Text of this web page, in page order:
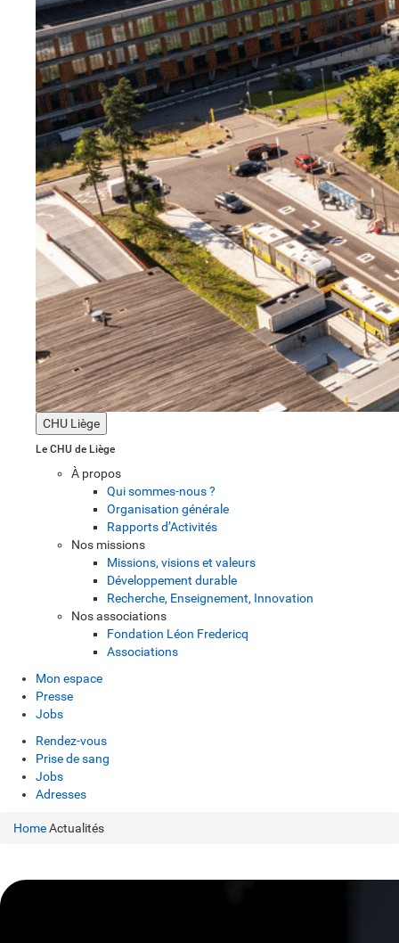
CHU Liège
Le CHU de Liège
À propos
Qui sommes-nous ?
Organisation générale
Rapports d’Activités
Nos missions
Missions, visions et valeurs
Développement durable
Recherche, Enseignement, Innovation
Nos associations
Fondation Léon Fredericq
Associations
Mon espace
Presse
Jobs
Rendez-vous
Prise de sang
Jobs
Adresses
HomeActualités